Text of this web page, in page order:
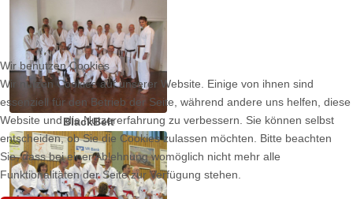
BlackBelt
Wir benutzen Cookies
Wir nutzen Cookies auf unserer Website. Einige von ihnen sind
essenziell für den Betrieb der Seite, während andere uns helfen, diese
Website und die Nutzererfahrung zu verbessern. Sie können selbst
entscheiden, ob Sie die Cookies zulassen möchten. Bitte beachten
Sie, dass bei einer Ablehnung womöglich nicht mehr alle
Funktionalitäten der Seite zur Verfügung stehen.